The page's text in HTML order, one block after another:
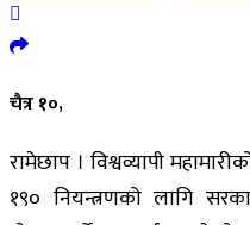
चैत्र १०,
रामेछाप । विश्वव्यापी
१९० नियन्त्रणको लागि